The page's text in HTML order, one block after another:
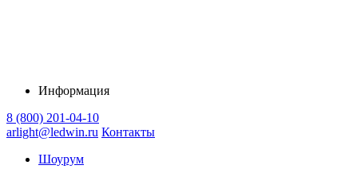
Информация
8 (800) 201-04-10
arlight@ledwin.ru Контакты
Шоурум